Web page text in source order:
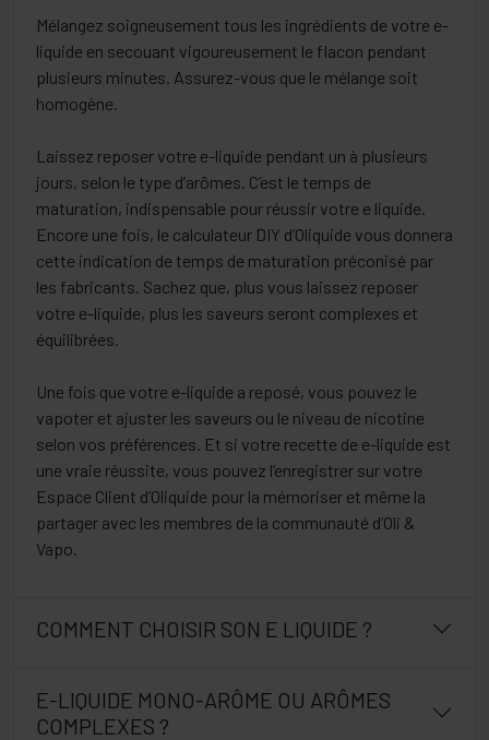
Mélangez soigneusement tous les ingrédients de votre e-
liquide en secouant vigoureusement le flacon pendant
plusieurs minutes. Assurez-vous que le mélange soit
homogène.
Laissez reposer votre e-liquide pendant un à plusieurs
jours, selon le type d’arômes. C’est le temps de
maturation, indispensable pour réussir votre e liquide.
Encore une fois, le calculateur DIY d’Oliquide vous donnera
cette indication de temps de maturation préconisé par
les fabricants. Sachez que, plus vous laissez reposer
votre e-liquide, plus les saveurs seront complexes et
équilibrées.
Une fois que votre e-liquide a reposé, vous pouvez le
vapoter et ajuster les saveurs ou le niveau de nicotine
selon vos préférences. Et si votre recette de e-liquide est
une vraie réussite, vous pouvez l’enregistrer sur votre
Espace Client d’Oliquide pour la mémoriser et même la
partager avec les membres de la communauté d’Oli &
Vapo.
COMMENT CHOISIR SON E LIQUIDE ?
E-LIQUIDE MONO-ARÔME OU ARÔMES
COMPLEXES ?